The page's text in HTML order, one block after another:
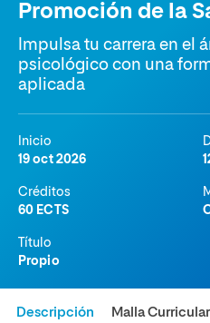
Promoción de la
Impulsa tu carrera en el
psicológico con una
aplicada
Inicio
19 oct 2026
Créditos
60 ECTS
Título
Propio
Descripción Malla Curricular